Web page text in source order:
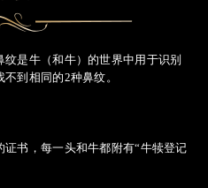
是牛（和牛）的世界中用于识别
到相同的2种鼻纹。
书，每一头和牛都附有“牛犊登记